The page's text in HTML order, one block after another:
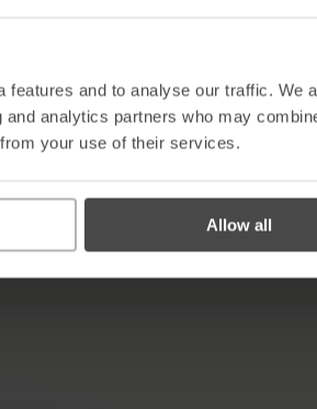
and to analyse our traffic. We
analytics partners who may
your use of their services.
Allow all
Un guide
RSSI sur la
En savoir plus